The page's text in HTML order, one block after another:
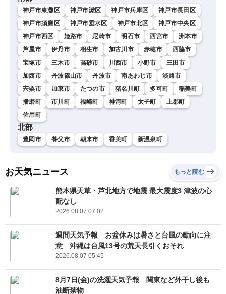
神戸市東灘区 神戸市灘区 神戸市兵庫区
神戸市長田区
神戸市須磨区
神戸市垂水区 神戸市北区
神戸市中央区
神戸市西区
姫路市 尼崎市 明石市 西宮市
洲本市
芦屋市
伊丹市 相生市 加古川市 赤穂市
西脇市
宝塚市
三木市 高砂市 川西市 小野市
三田市
加西市
丹波篠山市 丹波市 南あわじ市
淡路市
宍粟市
加東市 たつの市 猪名川町 多可町
稲美町
播磨町
市川町 福崎町 神河町 太子町
上郡町
佐用町
北部
豊岡市 養父市 朝来市 香美町 新温泉町
お天気ニュース もっと読む
熊本県天草・芦北地方で地震 最大震度3 津波の心
配なし
2026.08.07 07:02
週間天気予報 お盆休みは暑さと台風の動向に注
意 沖縄は台風13号の荒天長引くおそれ
2026.08.07 05:45
8月7日(金)の洗濯天気予報 関東など外干し後も
油断禁物